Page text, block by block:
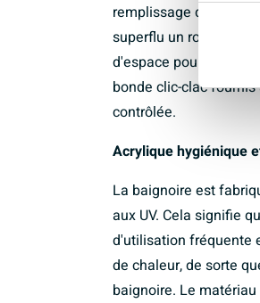
remplissage de
superflu un robinet de
d'espace pour
bonde clic-clac
contrôlée.
Acrylique hygiénique
La baignoire est
aux UV. Cela signifie
d'utilisation fréquente
de chaleur, de sorte
baignoire. Le